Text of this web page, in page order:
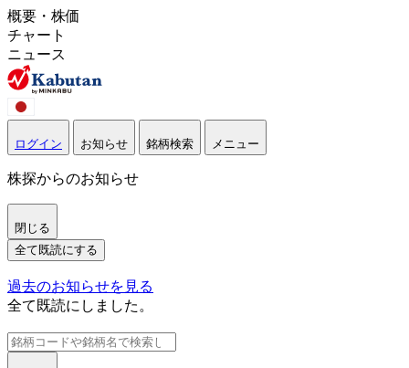
概要・株価
チャート
ニュース
ログイン お知らせ 銘柄検索 メニュー
株探からのお知らせ
閉じる
全て既読にする
過去のお知らせを見る
全て既読にしました。